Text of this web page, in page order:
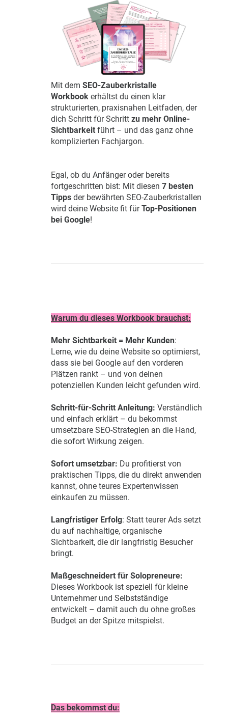
Mit dem SEO-Zauberkristalle
Workbook erhältst du einen klar
strukturierten, praxisnahen Leitfaden, der
dich Schritt für Schritt zu mehr Online-
Sichtbarkeit führt – und das ganz ohne
komplizierten Fachjargon.
Egal, ob du Anfänger oder bereits
fortgeschritten bist: Mit diesen 7 besten
Tipps der bewährten SEO-Zauberkristallen
wird deine Website fit fürTop-Positionen
bei Google!
Warum du dieses Workbook brauchst:
Mehr Sichtbarkeit = Mehr Kunden:
Lerne, wie du deine Website so optimierst,
dass sie bei Google auf den vorderen
Plätzen rankt – und von deinen
potenziellen Kunden leicht gefunden wird.
Schritt-für-Schritt Anleitung: Verständlich
und einfach erklärt – du bekommst
umsetzbare SEO-Strategien an die Hand,
die sofort Wirkung zeigen.
Sofort umsetzbar: Du profitierst von
praktischen Tipps, die du direkt anwenden
kannst, ohne teures Expertenwissen
einkaufen zu müssen.
Langfristiger Erfolg: Statt teurer Ads setzt
du auf nachhaltige, organische
Sichtbarkeit, die dir langfristig Besucher
bringt.
Maßgeschneidert für Solopreneure:
Dieses Workbook ist speziell für kleine
Unternehmer und Selbstständige
entwickelt – damit auch du ohne großes
Budget an der Spitze mitspielst.
Das bekommst du: